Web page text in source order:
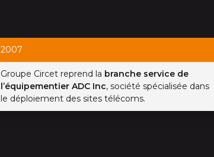
2007
Groupe Circet reprend la branche service de
l’équipementier ADC Inc, société spécialisée dans
le déploiement des sites télécoms.